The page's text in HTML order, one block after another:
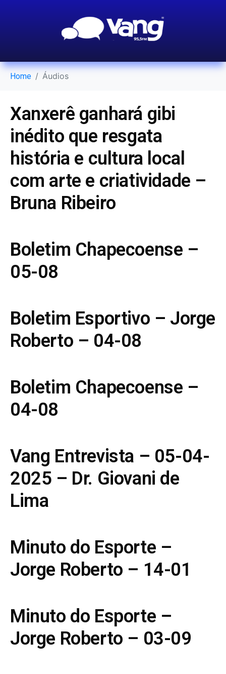
Home Áudios
Xanxerê ganhará gibi
inédito que resgata
história e cultura local
com arte e criatividade –
Bruna Ribeiro
Boletim Chapecoense –
05-08
Boletim Esportivo – Jorge
Roberto – 04-08
Boletim Chapecoense –
04-08
Vang Entrevista – 05-04-
2025 – Dr. Giovani de
Lima
Minuto do Esporte –
Jorge Roberto – 14-01
Minuto do Esporte –
Jorge Roberto – 03-09